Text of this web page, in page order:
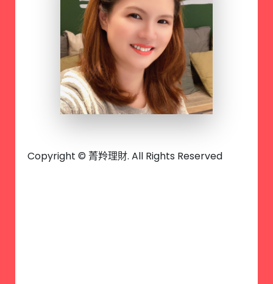
Copyright © 菁羚理財. All Rights Reserved